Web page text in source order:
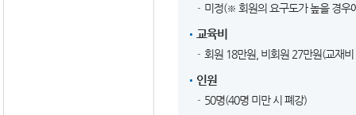
미정(※ 회원의 요구도가 높을 경우
교육비
회원 18만원, 비회원 27만원(교재비
인원
50명(40명 미만 시 폐강)